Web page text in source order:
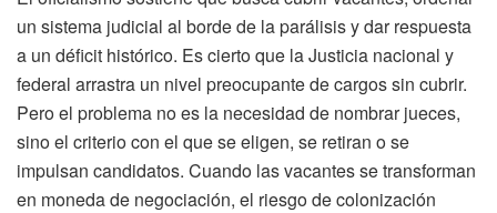
un sistema judicial al borde de la parálisis y dar respuesta
a un déficit histórico. Es cierto que la Justicia nacional y
federal arrastra un nivel preocupante de cargos sin cubrir.
Pero el problema no es la necesidad de nombrar jueces,
sino el criterio con el que se eligen, se retiran o se
impulsan candidatos. Cuando las vacantes se transforman
en moneda de negociación, el riesgo de colonización